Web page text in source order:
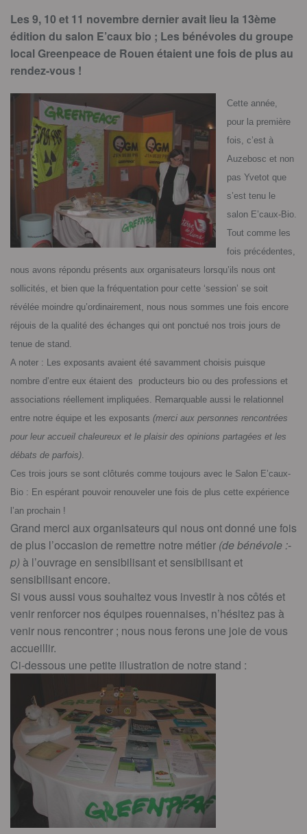
Les 9, 10 et 11 novembre dernier avait lieu la 13ème
édition du salon E’caux bio ; Les bénévoles du groupe
local Greenpeace de Rouen étaient une fois de plus au
rendez-vous !
Cette année,
pour la première
fois, c’est à
Auzebosc et non
pas Yvetot que
s’est tenu le
salon E’caux-Bio.
Tout comme les
fois précédentes,
nous avons répondu présents aux organisateurs lorsqu’ils nous ont
sollicités, et bien que la fréquentation pour cette ‘session’ se soit
révélée moindre qu’ordinairement, nous nous sommes une fois encore
réjouis de la qualité des échanges qui ont ponctué nos trois jours de
tenue de stand.
A noter : Les exposants avaient été savamment choisis puisque
nombre d’entre eux étaient des
producteurs bio ou des professions et
associations réellement impliquées. Remarquable aussi le relationnel
entre notre équipe et les exposants (merci aux personnes rencontrées
pour leur accueil chaleureux et le plaisir des opinions partagées et les
débats de parfois)
Ces trois jours se sont clôturés comme toujours avec le Salon E’caux-
Bio : En espérant pouvoir renouveler une fois de plus cette expérience
l’an prochain !
Grand merci aux organisateurs qui nous ont donné une fois
de plus l’occasion de remettre notre métier (de bénévole :-
p) à l’ouvrage en sensibilisant et sensibilisant et
sensibilisant encore.
Si vous aussi vous souhaitez vous investir à nos côtés et
venir renforcer nos équipes rouennaises, n’hésitez pas à
venir nous rencontrer ; nous nous ferons une joie de vous
accueillir.
Ci-dessous une petite illustration de notre stand :